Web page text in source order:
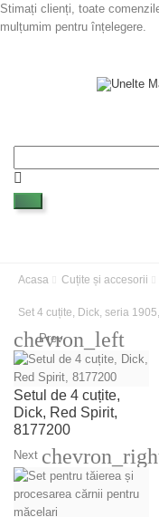
Stimați clienți, toate
mulțumim pentru înțelegere.
Acasa Cuțite și accesorii
Set 4 cuțite, Dick, seria
chevron_left
Prev
Setul de 4 cuțite,
Dick, Red Spirit,
8177200
Next